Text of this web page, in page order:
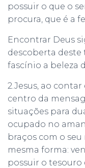
possuir o que o
procura, que é a
Encontrar Deus
descoberta deste
fascínio a beleza
2.Jesus, ao
centro da
situações para
ocupado no
braços com o
mesma forma:
possuir o tesouro